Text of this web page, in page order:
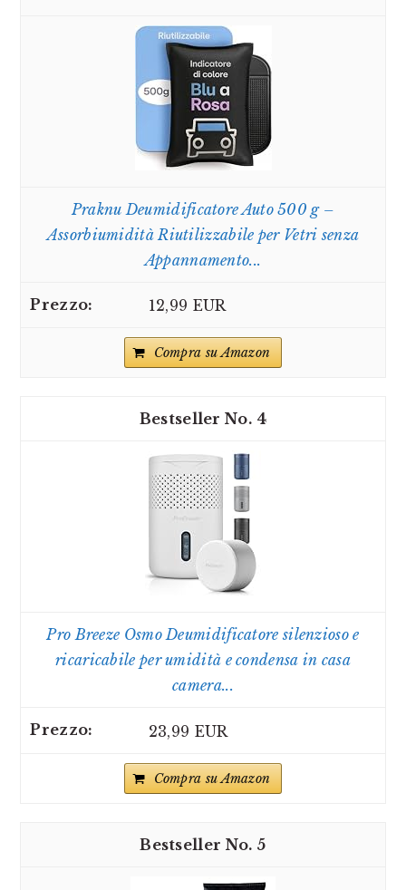
Praknu Deumidificatore Auto 500 g –
Assorbiumidità Riutilizzabile per Vetri senza
Appannamento...
12,99 EUR
Compra su Amazon
4
Pro Breeze Osmo Deumidificatore silenzioso e
ricaricabile per umidità e condensa in casa
camera...
23,99 EUR
Compra su Amazon
5